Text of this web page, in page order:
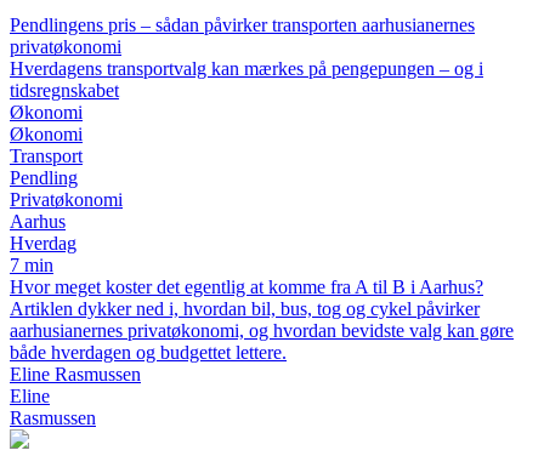
Pendlingens pris – sådan påvirker transporten aarhusianernes
privatøkonomi
Hverdagens transportvalg kan mærkes på pengepungen – og i
tidsregnskabet
Økonomi
Økonomi
Transport
Pendling
Privatøkonomi
Aarhus
Hverdag
7 min
Hvor meget koster det egentlig at komme fra A til B i Aarhus?
Artiklen dykker ned i, hvordan bil, bus, tog og cykel påvirker
aarhusianernes privatøkonomi, og hvordan bevidste valg kan gøre
både hverdagen og budgettet lettere.
Eline Rasmussen
Eline
Rasmussen